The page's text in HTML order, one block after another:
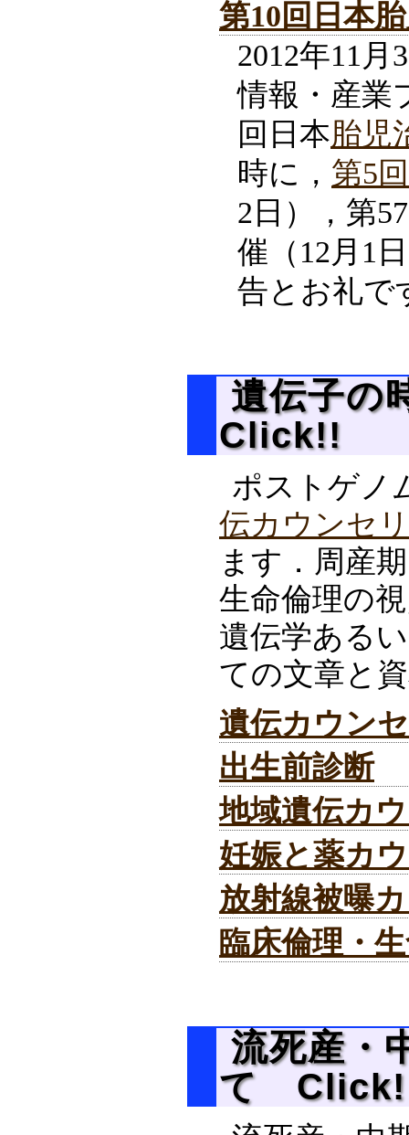
第10回日本
2012年11月
情報・産業
回日本胎児
時に， 第5
2日），第
催（12月1
告とお礼で
遺伝子の
Click!!
ポストゲノ
伝カウンセ
ます．周産
生命倫理の
遺伝学ある
ての文章と
遺伝カウン
出生前診断
地域遺伝カ
妊娠と薬カ
放射線被曝
臨床倫理・
流死産・
て